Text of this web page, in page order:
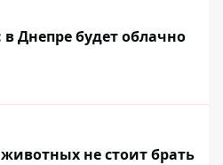
в Днепре будет облачно
не стоит брать